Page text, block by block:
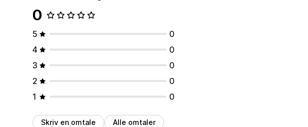
0
5
0
4
0
3
0
2
0
1
0
Skriv en omtale Alle omtaler